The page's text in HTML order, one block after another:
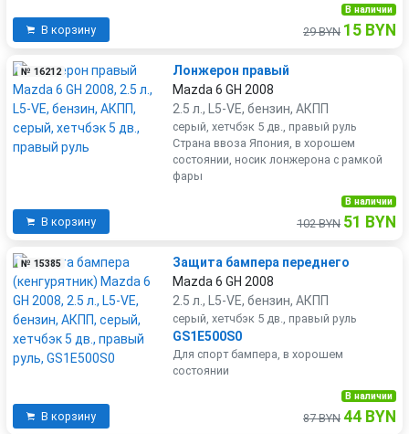
В корзину
В наличии
29 BYN 15 BYN
№ 16212
Лонжерон правый
Mazda 6 GH 2008
2.5 л., L5-VE, бензин, АКПП
серый, хетчбэк 5 дв., правый руль
Страна ввоза Япония, в хорошем
состоянии, носик лонжерона с рамкой
фары
В корзину
В наличии
102 BYN 51 BYN
№ 15385
Защита бампера переднего
Mazda 6 GH 2008
2.5 л., L5-VE, бензин, АКПП
серый, хетчбэк 5 дв., правый руль
GS1E500S0
Для спорт бампера, в хорошем
состоянии
В корзину
В наличии
87 BYN 44 BYN